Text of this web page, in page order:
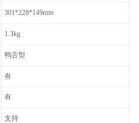
301*228*149mm
1.3kg
鸭舌型
有
有
支持